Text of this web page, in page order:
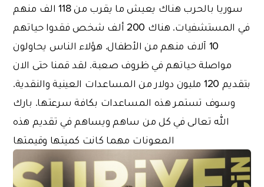
سوريا بالحرب هناك يعيش ما يقرب من 118 الف منهم
في المستشفيات. هناك 200 ألف شخص فقدوا حياتهم
10 آلاف منهم من الأطفال. هؤلاء الناس يحاولون
مواصلة حياتهم في ظروف صعبة. لقد قمنا حتى الان
بتقديم 120 مليون دولار من المساعدات العينية والنقدية.
وسوف تستمر هذه المساعدات بكافة سرعتها. بارك
الله تعالى في كل من ساهم ويساهم في تقديم هذه
المعونات مهما كانت كميتها وقيمتها